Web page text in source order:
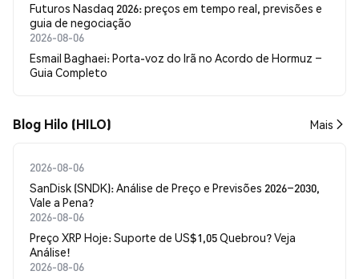
Futuros Nasdaq 2026: preços em tempo real, previsões e
guia de negociação
2026-08-06
Esmail Baghaei: Porta-voz do Irã no Acordo de Hormuz –
Guia Completo
Blog Hilo (HILO) Mais
2026-08-06
SanDisk (SNDK): Análise de Preço e Previsões 2026–2030,
Vale a Pena?
2026-08-06
Preço XRP Hoje: Suporte de US$1,05 Quebrou? Veja
Análise!
2026-08-06